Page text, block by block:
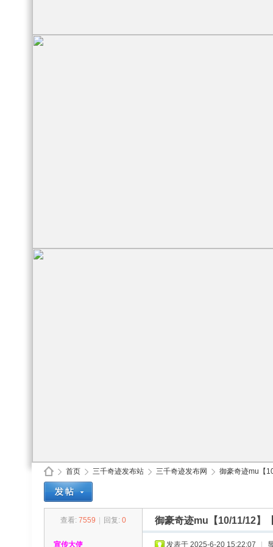
首页
›
三千奇迹发布站 三千奇迹发布网
›
御豪奇迹mu【
查看: 7559 回复: 0 御豪奇迹mu【10/11/12】
宣传大使 发表于 2025-6-20 15:22:07